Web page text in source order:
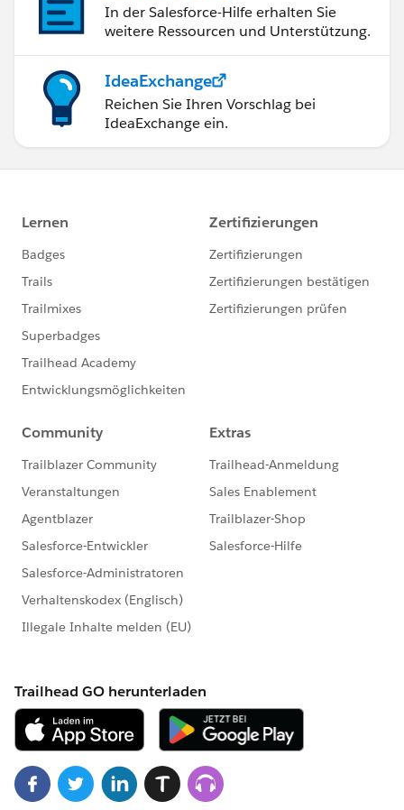
In der Salesforce-Hilfe erhalten Sie
weitere Ressourcen und Unterstützung.
IdeaExchange
Reichen Sie Ihren Vorschlag bei
IdeaExchange ein.